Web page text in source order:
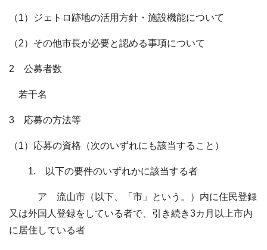
（1）ジェトロ跡地の活用方針・施設機能について
（2）その他市長が必要と認める事項について
2 公募者数
若干名
3 応募の方法等
（1）応募の資格（次のいずれにも該当すること）
1. 以下の要件のいずれかに該当する者
ア 流山市（以下、「市」という。）内に住民登録
又は外国人登録をしている者で、引き続き3カ月以上市内
に居住している者